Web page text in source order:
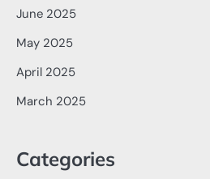
June 2025
May 2025
April 2025
March 2025
Categories